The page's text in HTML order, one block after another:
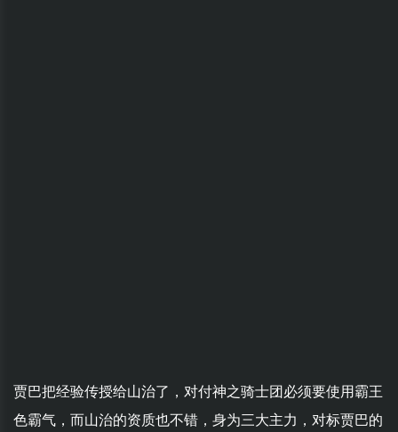
贾巴把经验传授给山治了，对付神之骑士团必须要使用霸王
色霸气，而山治的资质也不错，身为三大主力，对标贾巴的